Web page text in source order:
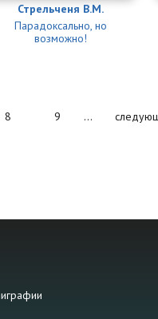
Стрельченя В.М.
Парадоксально, но
возможно!
8 9 …